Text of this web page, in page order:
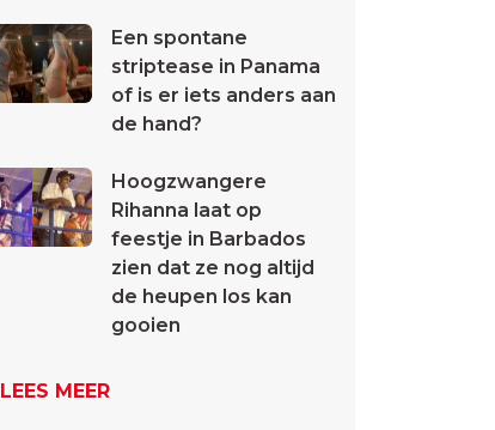
Een spontane
striptease in Panama
of is er iets anders aan
de hand?
Hoogzwangere
Rihanna laat op
feestje in Barbados
zien dat ze nog altijd
de heupen los kan
gooien
LEES MEER